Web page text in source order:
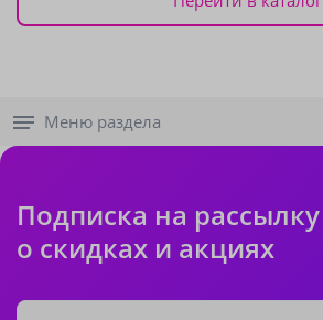
Меню раздела
Подписка на рассылку
о скидках и акциях